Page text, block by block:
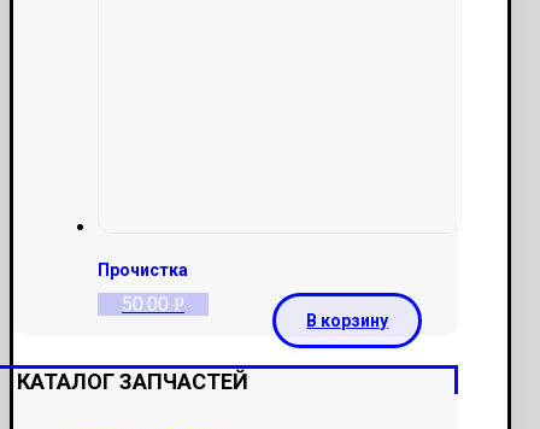
Прочистка
50.00 Р
В корзину
КАТАЛОГ ЗАПЧАСТЕЙ